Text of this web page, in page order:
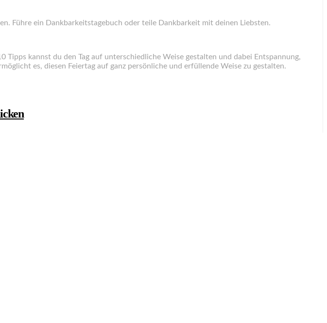
Führe ein Dankbarkeitstagebuch oder teile Dankbarkeit mit deinen Liebsten.
kannst du den Tag auf unterschiedliche Weise gestalten und dabei Entspannung,
es, diesen Feiertag auf ganz persönliche und erfüllende Weise zu gestalten.